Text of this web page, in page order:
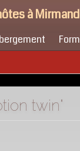
à
twin"